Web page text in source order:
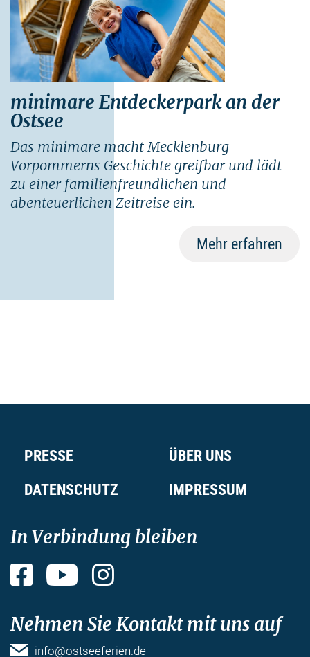
minimare Entdeckerpark an der
Ostsee
Das minimare macht Mecklenburg-
Vorpommerns Geschichte greifbar und lädt
zu einer familienfreundlichen und
abenteuerlichen Zeitreise ein.
Mehr erfahren
PRESSE
ÜBER UNS
DATENSCHUTZ
IMPRESSUM
In Verbindung bleiben
Facebook YouTube
Nehmen Sie Kontakt mit uns auf
info@ostseeferien.de